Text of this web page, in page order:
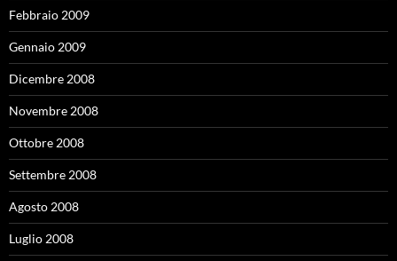
Febbraio 2009
Gennaio 2009
Dicembre 2008
Novembre 2008
Ottobre 2008
Settembre 2008
Agosto 2008
Luglio 2008